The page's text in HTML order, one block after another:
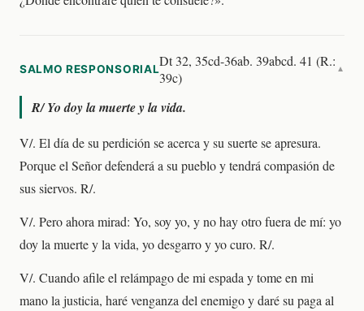
SALMO RESPONSORIALDt 32, 35cd-36ab. 39abcd. 41 (R.:
39c)
▼
R/Yo doy la muerte y la vida.
V/. El día de su perdición se acerca y su suerte se apresura.
Porque el Señor defenderá a su pueblo y tendrá compasión de
sus siervos. R/.
V/. Pero ahora mirad: Yo, soy yo, y no hay otro fuera de mí: yo
doy la muerte y la vida, yo desgarro y yo curo. R/.
V/. Cuando afile el relámpago de mi espada y tome en mi
mano la justicia, haré venganza del enemigo y daré su paga al